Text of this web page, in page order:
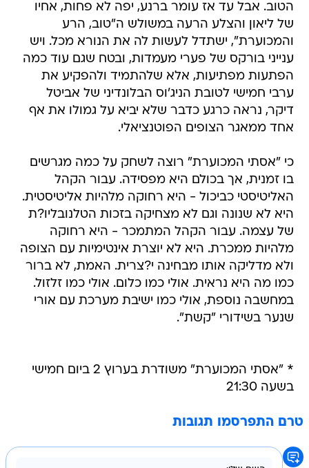
הטוב. אבל עד אז עומר ברנע, יפה לא פחות, אחיו
של ליאון והצלע הרעה במשולש ה"טוב, הרע
והמכוערת", ישתדל לעשות לה את הנורא מכל. ויש
ענייני בורקס של פערי מעמדות, ובטח שגם עוד כמה
הפתעות מפתיעות, אלא שלהתמיד ולהפקיע את
ערבי חמישי לטובת הניג'וס הבלונדיני של אביטל
דיקר, נראה כרגע כדבר שלא יביא על גמולו את אף
אחד ממאגר הצופים הפוטנציאלי.
כי "אסתי המכוערת" רוצה לשחק על כמה מגרשים
בו זמנית, אך בכולם היא מפסידה. עבור הקהל
האליטיסטי כביכול - היא רחוקה מלהיות אליטיסטית.
היא לא שנונה וגם לא מצחיקה בזכות הטלנובליו?ת
של עצמה. עבור הקהל המתמכר - היא רחוקה
מלהיות ממכרת. היא לא יוצרת אינטימיות עם הצופה
ולא מדליקה אותו מבחינה י?צרית. האמת, לא ברור
כמו מה היא נראית. אולי כמו כלום. אולי כמו זלזול.
במחשבה נוספת, אולי כמו ישיבת מערכת עם אורי
שנער בשידורי "קשת".
* "אסתי המכוערת" משודרת בערוץ 2 ביום חמישי
בשעה 21:30
טרם התפרסמו תגובות